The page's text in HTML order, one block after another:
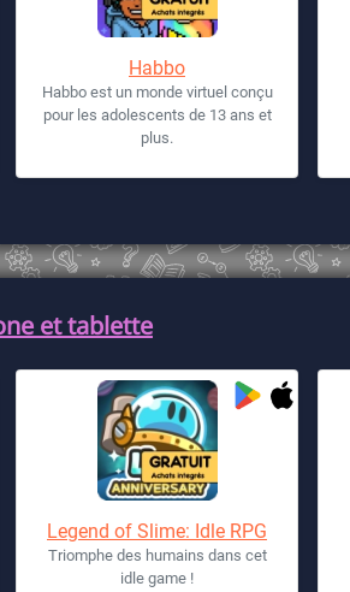
Habbo
Habbo est un monde virtuel conçu
pour les adolescents de 13 ans et
plus.
et tablette
Legend of Slime: Idle RPG
Triomphe des humains dans cet
idle game !